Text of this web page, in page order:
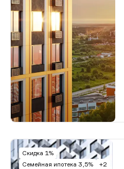
Скидка 1%
Семейная ипотека 3,5%
+2